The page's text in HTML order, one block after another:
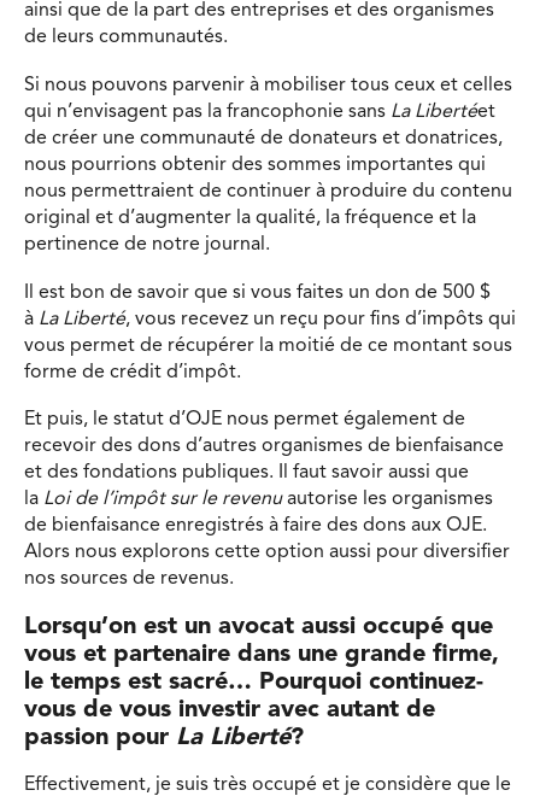
ainsi que de la part des entreprises et des organismes
de leurs communautés.
Si nous pouvons parvenir à mobiliser tous ceux et celles
qui n’envisagent pas la francophonie sans La Libertéet
de créer une communauté de donateurs et donatrices,
nous pourrions obtenir des sommes importantes qui
nous permettraient de continuer à produire du contenu
original et d’augmenter la qualité, la fréquence et la
pertinence de notre journal.
Il est bon de savoir que si vous faites un don de 500 $
à La Liberté, vous recevez un reçu pour fins d’impôts qui
vous permet de récupérer la moitié de ce montant sous
forme de crédit d’impôt.
Et puis, le statut d’OJE nous permet également de
recevoir des dons d’autres organismes de bienfaisance
et des fondations publiques. Il faut savoir aussi que
la Loi de l’impôt sur le revenuautorise les organismes
de bienfaisance enregistrés à faire des dons aux OJE.
Alors nous explorons cette option aussi pour diversifier
nos sources de revenus.
Lorsqu’on est un avocat aussi occupé que
vous et partenaire dans une grande firme,
le temps est sacré… Pourquoi continuez-
vous de vous investir avec autant de
passion pour La Liberté?
Effectivement, je suis très occupé et je considère que le